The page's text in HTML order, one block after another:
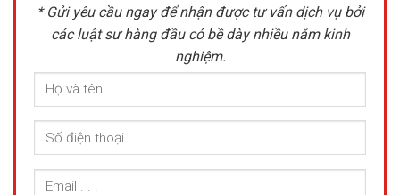
* Gửi yêu cầu ngay để nhận được tư vấn dịch vụ bởi
các luật sư hàng đầu có bề dày nhiều năm kinh
nghiệm.